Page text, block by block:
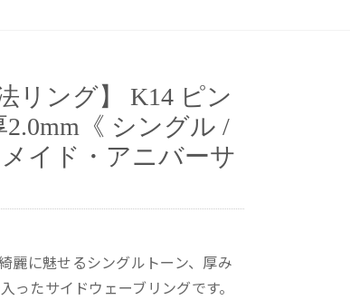
リング】 K14 ピン
《 シングル /
イド・アニバーサ
麗に魅せるシングルトーン、厚み
たサイドウェーブリングです。